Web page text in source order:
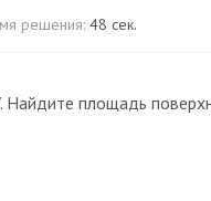
решения: 48 сек.
Найдите площадь